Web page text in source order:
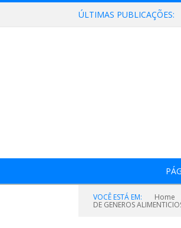
ÚLTIMAS PUBLICAÇÕES:
VOCÊ ESTÁ EM: Home
DE GENEROS